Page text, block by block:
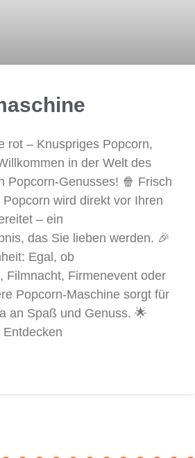
rot – Knuspriges Popcorn,
in der Welt des
Popcorn-Genusses! 🍿 Frisch
wird direkt vor Ihren
– ein
das Sie lieben werden. 🎉
Egal, ob
Filmnacht, Firmenevent oder
Popcorn-Maschine sorgt für
an Spaß und Genuss. 🌟